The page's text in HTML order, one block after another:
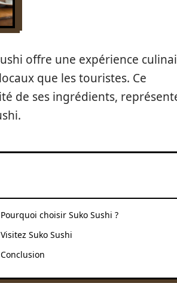
offre une expérience
que les touristes. Ce
de ses ingrédients,
Pourquoi choisir Suko Sushi ?
Visitez Suko Sushi
Conclusion